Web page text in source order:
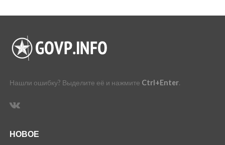
Нашли ошибку? Выделите её и нажмите Ctrl+Enter.
НОВОЕ